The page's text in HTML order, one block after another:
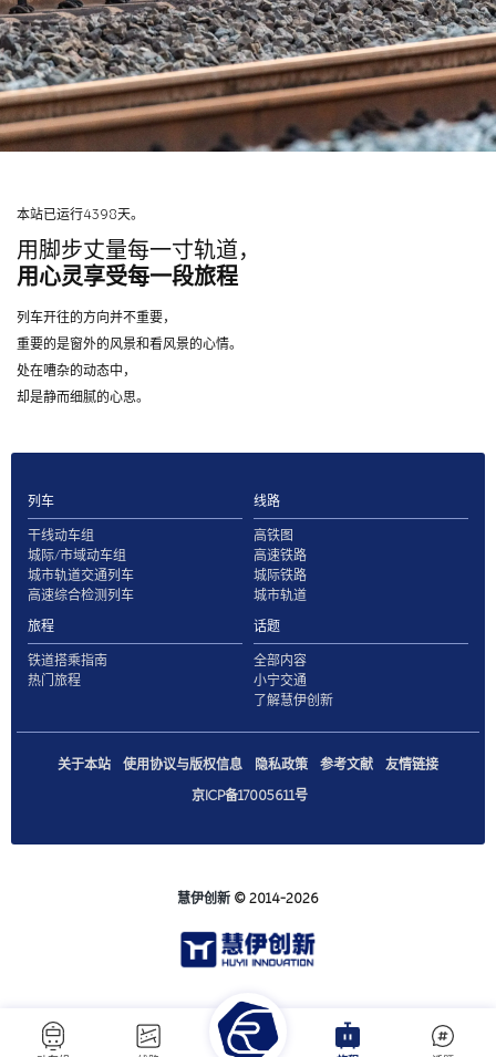
本站已运行4398天。
用脚步丈量每一寸轨道，
用心灵享受每一段旅程
列车开往的方向并不重要，
重要的是窗外的风景和看风景的心情。
处在嘈杂的动态中，
却是静而细腻的心思。
列车
干线动车组
城际/市域动车组
城市轨道交通列车
高速综合检测列车
线路
高铁图
高速铁路
城际铁路
城市轨道
旅程
铁道搭乘指南
热门旅程
话题
全部内容
小宁交通
了解慧伊创新
关于本站 使用协议与版权信息 隐私政策 参考文献
友情链接
京ICP备17005611号
慧伊创新 © 2014-2026